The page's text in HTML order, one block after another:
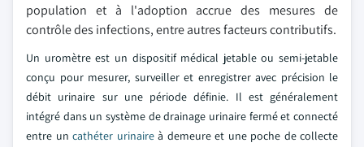
population et à l'adoption accrue des mesures de
contrôle des infections, entre autres facteurs contributifs.
Un uromètre est un dispositif médical jetable ou semi-jetable
conçu pour mesurer, surveiller et enregistrer avec précision le
débit urinaire sur une période définie. Il est généralement
intégré dans un système de drainage urinaire fermé et connecté
entre un cathéter urinaireà demeure et une poche de collecte